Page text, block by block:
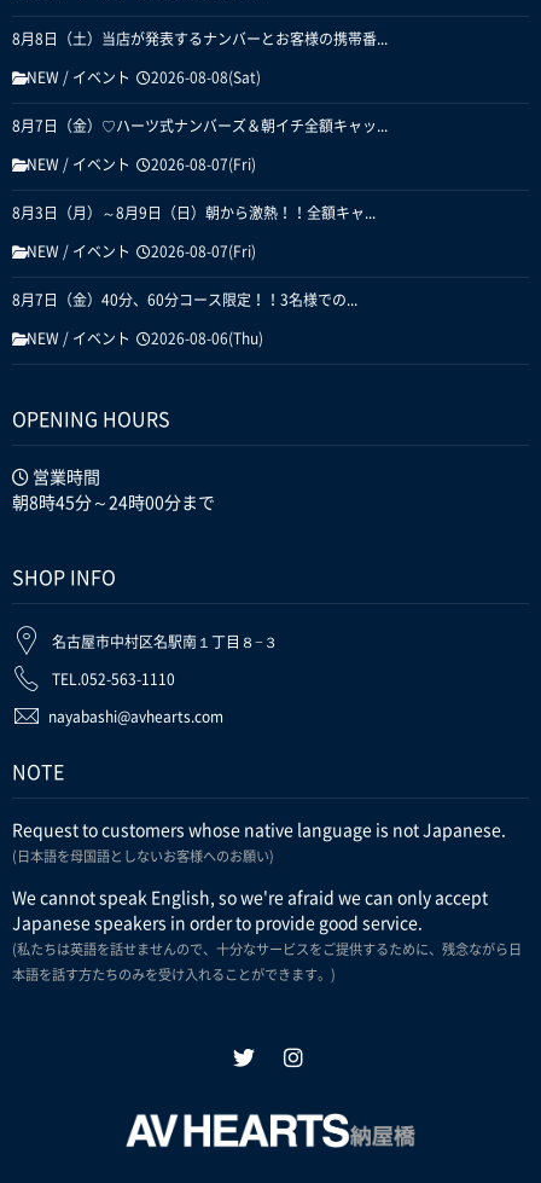
8月8日（土）当店が発表するナンバーとお客様の携帯番...
NEW / イベント 2026-08-08(Sat)
8月7日（金）♡ハーツ式ナンバーズ＆朝イチ全額キャッ...
NEW / イベント 2026-08-07(Fri)
8月3日（月）～8月9日（日）朝から激熱！！全額キャ...
NEW / イベント 2026-08-07(Fri)
8月7日（金）40分、60分コース限定！！3名様での...
NEW / イベント 2026-08-06(Thu)
OPENING HOURS
営業時間
朝8時45分～24時00分まで
SHOP INFO
名古屋市中村区名駅南１丁目８−３
TEL.052-563-1110
nayabashi@avhearts.com
NOTE
Request to customers whose native language is not Japanese.
(日本語を母国語としないお客様へのお願い)
We cannot speak English, so we're afraid we can only accept
Japanese speakers in order to provide good service.
(私たちは英語を話せませんので、十分なサービスをご提供するために、残念ながら日
本語を話す方たちのみを受け入れることができます。)